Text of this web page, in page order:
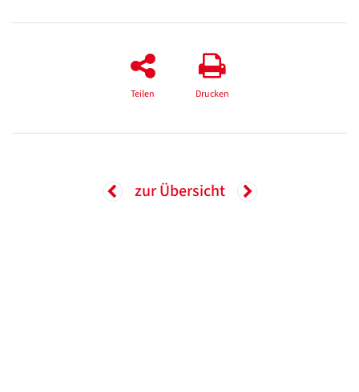
Teilen Drucken
zur Übersicht
ZURÜCKTranslate
ZURÜCK